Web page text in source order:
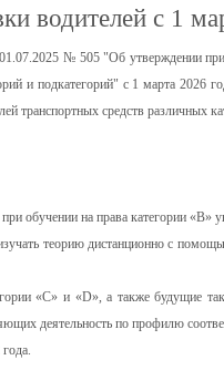
водителей с 1
№ 505 "Об утверждении
и подкатегорий" с 1 марта 2026
транспортных средств различных
обучении на права категории «B»
теорию дистанционно с
«C» и «D», а также будущие
деятельность по профилю